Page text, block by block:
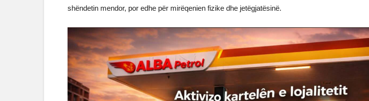
shëndetin mendor, por edhe për mirëqenien fizike dhe jetëgjatësinë.